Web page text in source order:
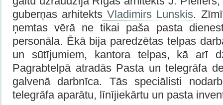
guberņas arhitekts Vladimirs Lunskis.
ņemtas vērā ne tikai paša pasta
personāla. Ēkā bija paredzētas telpas
un sūtījumiem, kantora telpas, kā arī
Pagrabtelpā atradās Pasta un telegrāfa
galvenā darbnīca. Tās speciālisti
telegrāfa aparātu, līnījiekārtu un pasta